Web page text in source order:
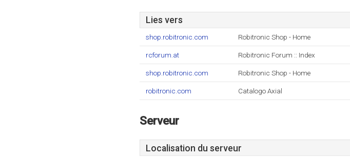
Lies vers
shop.robitronic.com Robitronic Shop - Home
rcforum.at Robitronic Forum :: Index
shop.robitronic.com Robitronic Shop - Home
robitronic.com Catalogo Axial
Serveur
Localisation du serveur